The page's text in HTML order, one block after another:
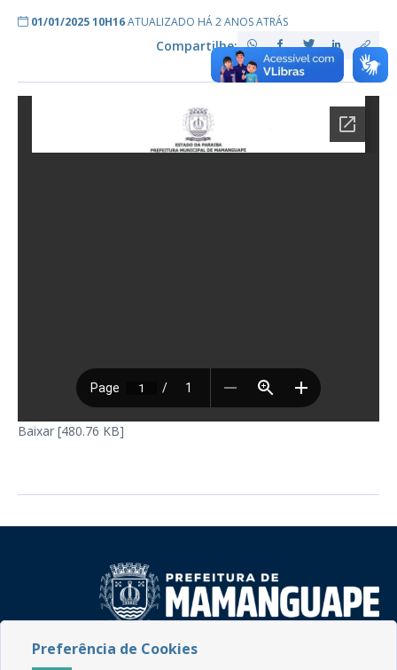
01/01/2025 10H16ATUALIZADO HÁ 2 ANOS ATRÁS
Compartilhe:
Baixar [480.76 KB]
Rua do Imperador, 78, Centro
Preferência de Cookies